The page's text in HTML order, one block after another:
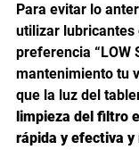
Para evitar lo
utilizar lubricantes
preferencia “LOW
mantenimiento tu
que la luz del
limpieza del filtro
rápida y efectiva y